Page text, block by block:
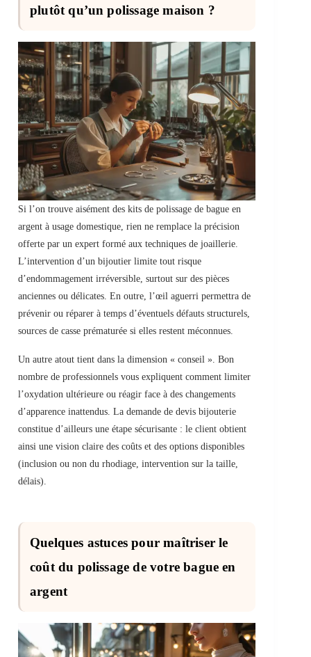
plutôt qu’un polissage maison ?
Si l’on trouve aisément des kits de polissage de bague en
argent à usage domestique, rien ne remplace la précision
offerte par un expert formé aux techniques de joaillerie.
L’intervention d’un bijoutier limite tout risque
d’endommagement irréversible, surtout sur des pièces
anciennes ou délicates. En outre, l’œil aguerri permettra de
prévenir ou réparer à temps d’éventuels défauts structurels,
sources de casse prématurée si elles restent méconnues.
Un autre atout tient dans la dimension « conseil ». Bon
nombre de professionnels vous expliquent comment limiter
l’oxydation ultérieure ou réagir face à des changements
d’apparence inattendus. La demande de devis bijouterie
constitue d’ailleurs une étape sécurisante : le client obtient
ainsi une vision claire des coûts et des options disponibles
(inclusion ou non du rhodiage, intervention sur la taille,
délais).
Quelques astuces pour maîtriser le
coût du polissage de votre bague en
argent